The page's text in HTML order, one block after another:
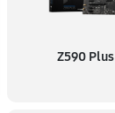
Z590 Plus